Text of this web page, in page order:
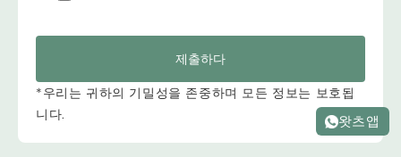
제출하다
*우리는 귀하의 기밀성을 존중하며 모든 정보는 보호됩
니다.
왓츠앱